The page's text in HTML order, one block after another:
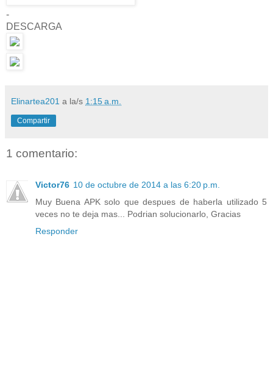
-
DESCARGA
Elinartea201 a la/s 1:15 a.m.
Compartir
1 comentario:
Victor76 10 de octubre de 2014 a las 6:20 p.m.
Muy Buena APK solo que despues de haberla utilizado 5
veces no te deja mas... Podrian solucionarlo, Gracias
Responder